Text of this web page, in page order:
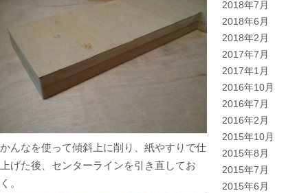
かんなを使って傾斜上に削り、紙やすりで仕
上げた後、センターラインを引き直してお
く。
2018年7月
2018年6月
2018年2月
2017年7月
2017年1月
2016年10月
2016年7月
2016年2月
2015年10月
2015年8月
2015年7月
2015年6月